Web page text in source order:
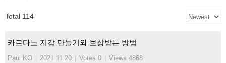
Total 114
카르다노 지갑 만들기와 보상받는 방법
Paul KO 2021.11.20 Votes 0 Views 4868